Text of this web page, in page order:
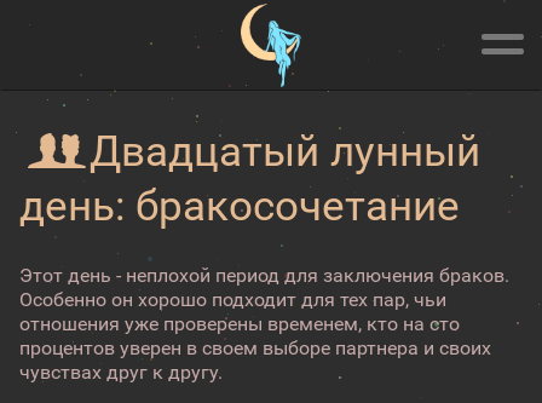
Двадцатый лунный
день: бракосочетание
Этот день - неплохой период для заключения браков.
Особенно он хорошо подходит для тех пар, чьи
отношения уже проверены временем, кто на сто
процентов уверен в своем выборе партнера и своих
чувствах друг к другу.